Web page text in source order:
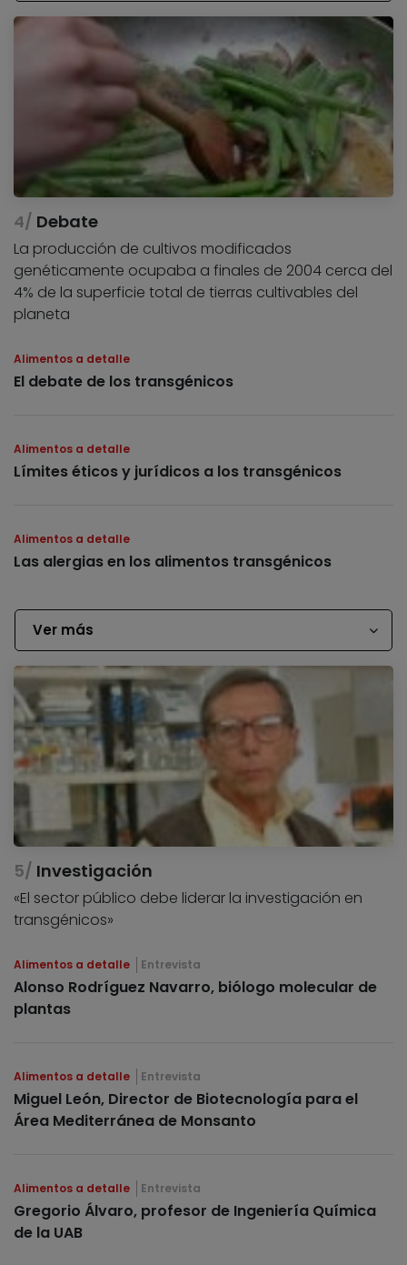
Debate
La producción de cultivos modificados
genéticamente ocupaba a finales de 2004 cerca del
4% de la superficie total de tierras cultivables del
planeta
Alimentos a detalle
El debate de los transgénicos
Alimentos a detalle
Límites éticos y jurídicos a los transgénicos
Alimentos a detalle
Las alergias en los alimentos transgénicos
Ver más
Investigación
«El sector público debe liderar la investigación en
transgénicos»
Alimentos a detalle Entrevista
Alonso Rodríguez Navarro, biólogo molecular de
plantas
Alimentos a detalle Entrevista
Miguel León, Director de Biotecnología para el
Área Mediterránea de Monsanto
Alimentos a detalle Entrevista
Gregorio Álvaro, profesor de Ingeniería Química
de la UAB